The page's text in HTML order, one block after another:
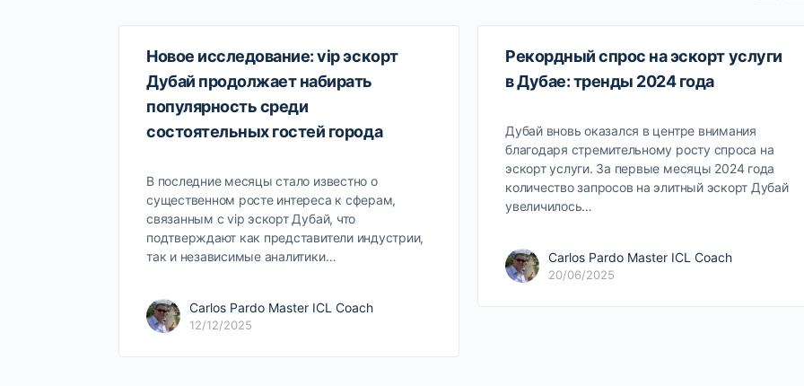
Новое исследование: vip эскорт
Дубай продолжает набирать
популярность среди
состоятельных гостей города
В последние месяцы стало известно о
существенном росте интереса к сферам,
связанным с vip эскорт Дубай, что
подтверждают как представители индустрии,
так и независимые аналитики…
Carlos Pardo Master ICL Coach
12/12/2025
Рекордный спрос на эскорт услуги
в Дубае: тренды 2024 года
Дубай вновь оказался в центре внимания
благодаря стремительному росту спроса на
эскорт услуги. За первые месяцы 2024 года
количество запросов на элитный эскорт Дубай
увеличилось…
Carlos Pardo Master ICL Coach
20/06/2025